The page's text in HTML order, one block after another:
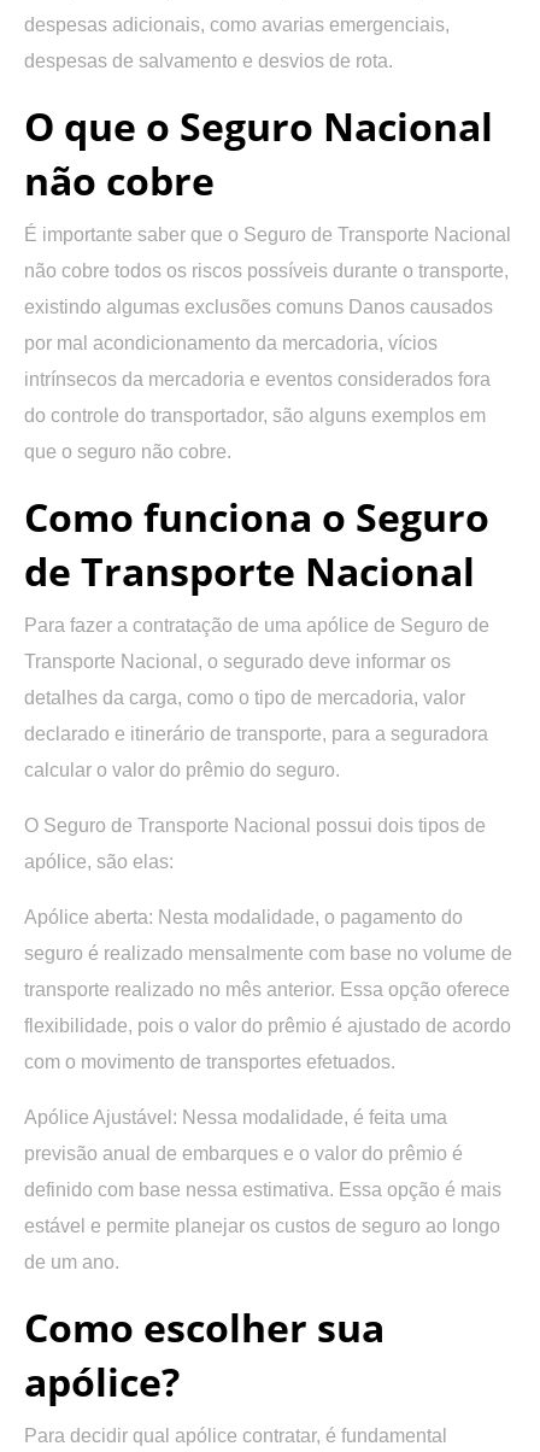
despesas adicionais, como avarias emergenciais,
despesas de salvamento e desvios de rota.
O que o Seguro Nacional
não cobre
É importante saber que o Seguro de Transporte Nacional
não cobre todos os riscos possíveis durante o transporte,
existindo algumas exclusões comuns Danos causados
por mal acondicionamento da mercadoria, vícios
intrínsecos da mercadoria e eventos considerados fora
do controle do transportador, são alguns exemplos em
que o seguro não cobre.
Como funciona o Seguro
de Transporte Nacional
Para fazer a contratação de uma apólice de Seguro de
Transporte Nacional, o segurado deve informar os
detalhes da carga, como o tipo de mercadoria, valor
declarado e itinerário de transporte, para a seguradora
calcular o valor do prêmio do seguro.
O Seguro de Transporte Nacional possui dois tipos de
apólice, são elas:
Apólice aberta: Nesta modalidade, o pagamento do
seguro é realizado mensalmente com base no volume de
transporte realizado no mês anterior. Essa opção oferece
flexibilidade, pois o valor do prêmio é ajustado de acordo
com o movimento de transportes efetuados.
Apólice Ajustável: Nessa modalidade, é feita uma
previsão anual de embarques e o valor do prêmio é
definido com base nessa estimativa. Essa opção é mais
estável e permite planejar os custos de seguro ao longo
de um ano.
Como escolher sua
apólice?
Para decidir qual apólice contratar, é fundamental